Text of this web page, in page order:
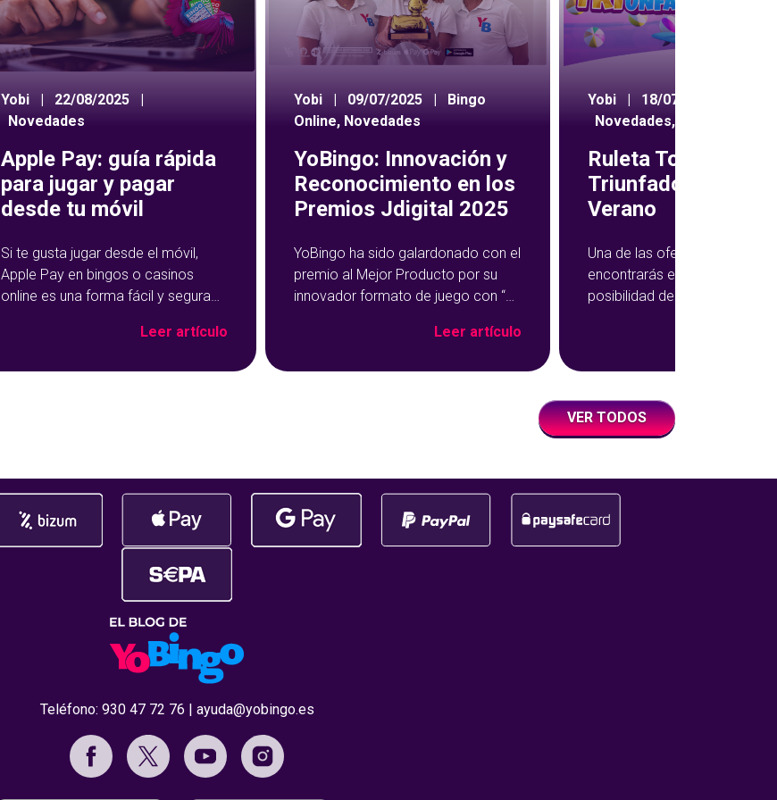
Yobi | 22/08/2025
|
Novedades
Apple Pay: guía rápida
para jugar y pagar
desde tu móvil
Si te gusta jugar desde el móvil,
Apple Pay en bingos o casinos
online es una forma fácil y segura
método de pago se ha vuelto muy
Leer artículo
Yobi | 09/07/2025 |
Bingo
Online, Novedades
YoBingo: Innovación y
Reconocimiento en los
Premios Jdigital 2025
YoBingo ha sido galardonado con el
premio al Mejor Producto por su
innovador formato de juego con “El
que ha transformado la experiencia
Leer artículo
Yobi | 18/07/2024
Novedades,
Ruleta Todos
Triunfadores de
Verano
Una de las ofertas
encontrarás en YoBingo te da
posibilidad de multiplicar tus
con un giro a la semana con
premios en efectivo y
VER TODOS
Teléfono: 930 47 72 76 | ayuda@yobingo.es